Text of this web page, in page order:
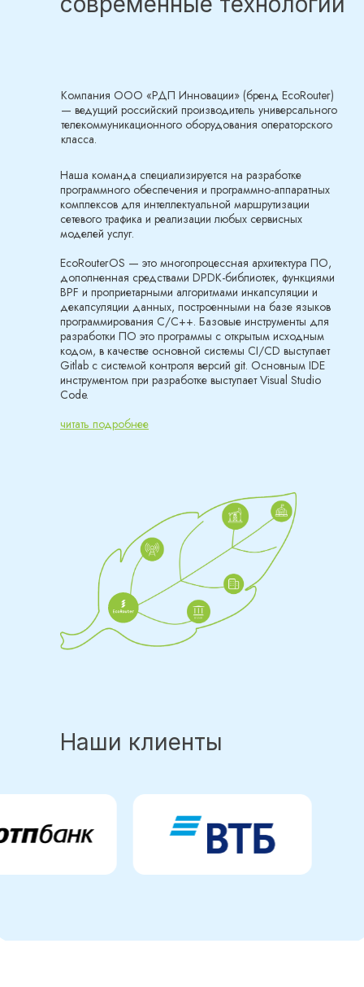
Компания ООО «РДП Инновации» (бренд EcoRouter)
— ведущий российский производитель универсального
телекоммуникационного оборудования операторского
класса.
Наша команда специализируется на разработке
программного обеспечения и программно-аппаратных
комплексов для интеллектуальной маршрутизации
сетевого трафика и реализации любых сервисных
моделей услуг.
EcoRouterOS — это многопроцессная архитектура ПО,
дополненная средствами DPDK-библиотек, функциями
BPF и проприетарными алгоритмами инкапсуляции и
декапсуляции данных, построенными на базе языков
программирования C/C++. Базовые инструменты для
разработки ПО это программы с открытым исходным
кодом, в качестве основной системы CI/CD выступает
Gitlab c системой контроля версий git. Основным IDE
инструментом при разработке выступает Visual Studio
Code.
читать подробнее
Наши клиенты